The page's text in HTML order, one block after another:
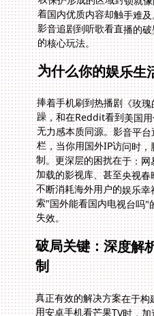
的核心玩法。
为什么你的娱乐生
捧着手机刷到热播剧《玫
躁，和在Reddit看到美国
无力感本质同源。影音平
栏，当你用国外IP访问时
制。更深层的困扰在于：
加载的影视库、甚至央视
不断消耗海外用户的娱乐
索"国外能看国内电视台吗
失效。
破局关键：深度解
制
真正有效的解决方案在于
用安卓手机看芒果TV时，
线路实现IP伪装，让平台